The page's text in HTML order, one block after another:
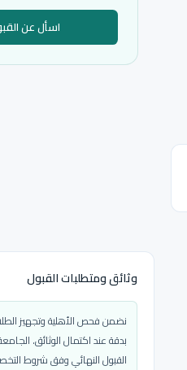
اسأل عن
وثائق ومتطلبات القبول
نضمن فحص الأهلية وتجهيز
بدقة عند اكتمال الوثائق.
القبول النهائي وفق شروط